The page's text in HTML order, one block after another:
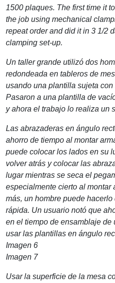
1500 plaques. The first time it
the job using mechanical
repeat order and did it in 3 1/2
clamping set-up.
Un taller grande utilizó dos
redondeada en tableros de
usando una plantilla sujeta
Pasaron a una plantilla de
y ahora el trabajo lo realiza un
Las abrazaderas en ángulo
ahorro de tiempo al montar
puede colocar los lados en su
volver atrás y colocar las
lugar mientras se seca el
especialmente cierto al montar
más, un hombre puede
rápida. Un usuario notó que
en el tiempo de ensamblaje
usar las plantillas en ángulo
Imagen 6
Imagen 7
Usar la superficie de la mesa